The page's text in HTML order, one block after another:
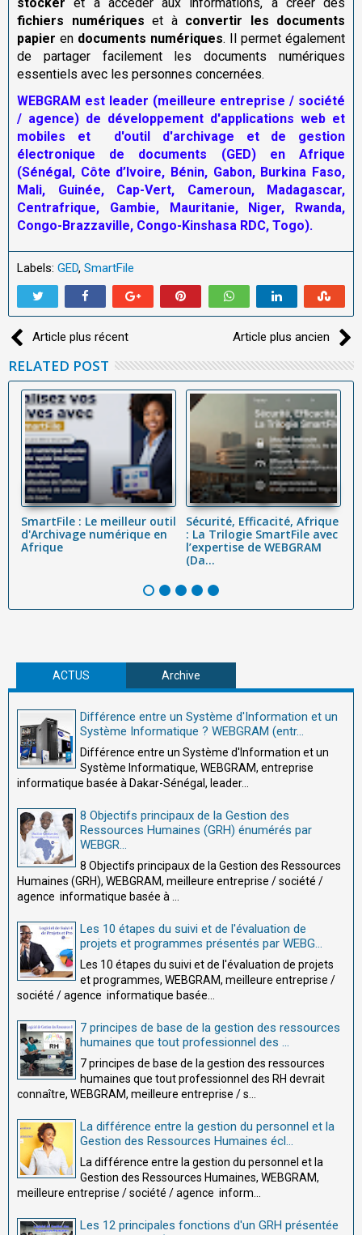
fichiers numériques et à convertir les documents
papier en documents numériques. Il permet également
de partager facilement les documents numériques
essentiels avec les personnes concernées.
WEBGRAM est leader (meilleure entreprise / société
/ agence) de développement d'applications web et
mobiles et d'outil d'archivage et de gestion
électronique de documents (GED) en Afrique
(Sénégal, Côte d’Ivoire, Bénin, Gabon, Burkina Faso,
Mali, Guinée, Cap-Vert, Cameroun, Madagascar,
Centrafrique, Gambie, Mauritanie, Niger, Rwanda,
Congo-Brazzaville, Congo-Kinshasa RDC, Togo).
Labels: GED, SmartFile
Article plus récent Article plus ancien
RELATED POST
SmartFile : Le meilleur outil
d'Archivage numérique en
Afrique
Sécurité, Efficacité, Afrique
: La Trilogie SmartFile avec
l’expertise de WEBGRAM
(Da...
ACTUS Archive
Différence entre un Système d'Information et un
Système Informatique ? WEBGRAM (entr...
Différence entre un Système d'Information et un
Système Informatique, WEBGRAM, entreprise
informatique basée à Dakar-Sénégal, leader...
8 Objectifs principaux de la Gestion des
Ressources Humaines (GRH) énumérés par
WEBGR...
8 Objectifs principaux de la Gestion des Ressources
Humaines (GRH), WEBGRAM, meilleure entreprise / société /
agence informatique basée à ...
Les 10 étapes du suivi et de l'évaluation de
projets et programmes présentés par WEBG...
Les 10 étapes du suivi et de l'évaluation de projets
et programmes, WEBGRAM, meilleure entreprise /
société / agence informatique basée...
7 principes de base de la gestion des ressources
humaines que tout professionnel des ...
7 principes de base de la gestion des ressources
humaines que tout professionnel des RH devrait
connaître, WEBGRAM, meilleure entreprise / s...
La différence entre la gestion du personnel et la
Gestion des Ressources Humaines écl...
La différence entre la gestion du personnel et la
Gestion des Ressources Humaines, WEBGRAM,
meilleure entreprise / société / agence inform...
Les 12 principales fonctions d'un GRH présentée